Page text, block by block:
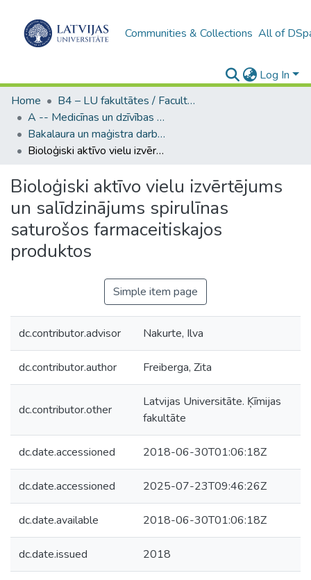
Communities & Collections All of
Log In
Home
B4 – LU fakultātes / Faculties of the UL
A -- Medicīnas un dzīvības zinātņu fakultāte / Faculty of Medicine and Life Sciences
Bakalaura un maģistra darbi (MDZF) / Bachelor's and Master's theses
Bioloģiski aktīvo vielu izvērtējums un salīdzinājums spirulīnas saturošos farmaceitiskajos produktos
Bioloģiski aktīvo vielu izvērtējums
un salīdzinājums spirulīnas
saturošos farmaceitiskajos
produktos
Simple item page
dc.contributor.advisor Nakurte, Ilva
dc.contributor.author Freiberga, Zita
dc.contributor.other
Latvijas Universitāte. Ķīmijas
fakultāte
dc.date.accessioned 2018-06-30T01:06:18Z
dc.date.accessioned 2025-07-23T09:46:26Z
dc.date.available 2018-06-30T01:06:18Z
dc.date.issued 2018